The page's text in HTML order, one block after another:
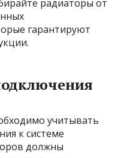
радиаторы от
гарантируют
учитывать
к системе
должны